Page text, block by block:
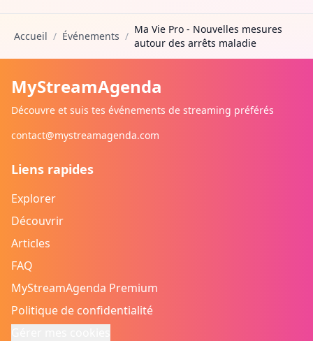
Accueil / Événements /
Ma Vie Pro - Nouvelles mesures
autour des arrêts maladie
MyStreamAgenda
Découvre et suis tes événements de streaming préférés
contact@mystreamagenda.com
Liens rapides
Explorer
Découvrir
Articles
FAQ
MyStreamAgenda Premium
Politique de confidentialité